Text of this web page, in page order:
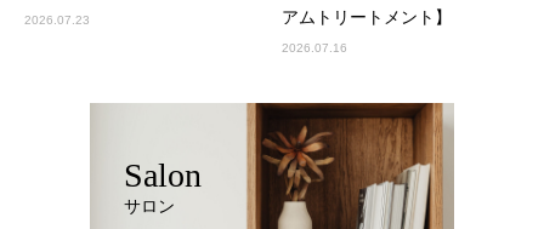
2026.07.23
アムトリートメント】
2026.07.16
Salon
サロン